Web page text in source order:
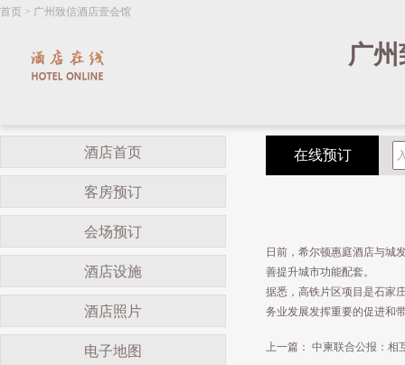
首页 > 广州致信酒店壹会馆
广
酒店首页
客房预订
会场预订
酒店设施
酒店照片
电子地图
在线预订
日前，希尔顿惠庭酒店与城
善提升城市功能配套。
据悉，高铁片区项目是石家
务业发展发挥重要的促进和
上一篇： 中柬联合公报：相